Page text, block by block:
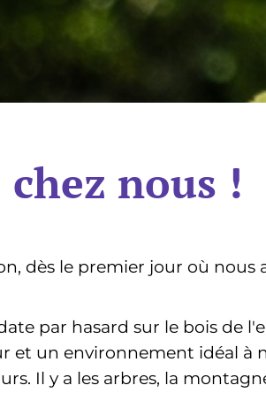
nous !
dès le premier jour où nous
par hasard sur le bois de
et un environnement idéal à
Il y a les arbres, la